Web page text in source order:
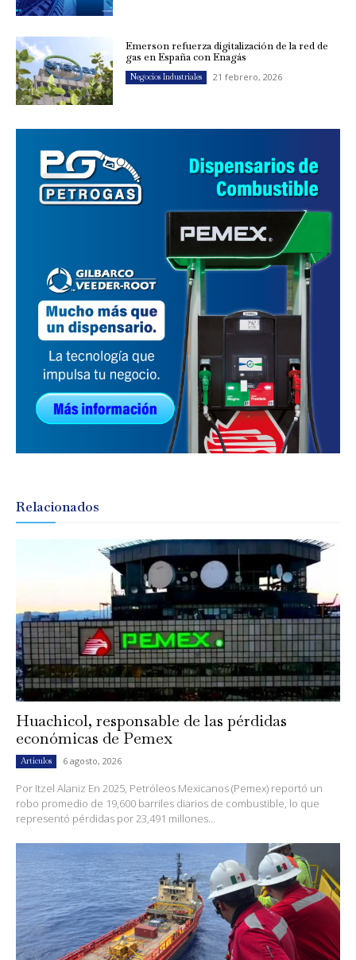
Emerson refuerza digitalización de la red de
gas en España con Enagás
Negocios Industriales 21 febrero, 2026
Relacionados
Huachicol, responsable de las pérdidas
económicas de Pemex
Artículos 6 agosto, 2026
Por Itzel Alaniz En 2025, Petróleos Mexicanos (Pemex) reportó un
robo promedio de 19,600 barriles diarios de combustible, lo que
representó pérdidas por 23,491 millones...